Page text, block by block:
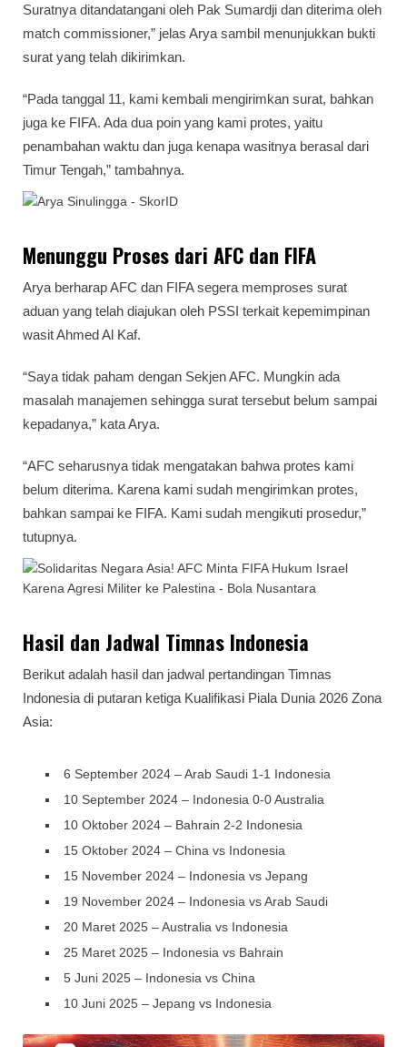
Suratnya ditandatangani oleh Pak Sumardji dan diterima oleh
match commissioner,” jelas Arya sambil menunjukkan bukti
surat yang telah dikirimkan.
“Pada tanggal 11, kami kembali mengirimkan surat, bahkan
juga ke FIFA. Ada dua poin yang kami protes, yaitu
penambahan waktu dan juga kenapa wasitnya berasal dari
Timur Tengah,” tambahnya.
Menunggu Proses dari AFC dan FIFA
Arya berharap AFC dan FIFA segera memproses surat
aduan yang telah diajukan oleh PSSI terkait kepemimpinan
wasit Ahmed Al Kaf.
“Saya tidak paham dengan Sekjen AFC. Mungkin ada
masalah manajemen sehingga surat tersebut belum sampai
kepadanya,” kata Arya.
“AFC seharusnya tidak mengatakan bahwa protes kami
belum diterima. Karena kami sudah mengirimkan protes,
bahkan sampai ke FIFA. Kami sudah mengikuti prosedur,”
tutupnya.
Hasil dan Jadwal Timnas Indonesia
Berikut adalah hasil dan jadwal pertandingan Timnas
Indonesia di putaran ketiga Kualifikasi Piala Dunia 2026 Zona
Asia:
6 September 2024 – Arab Saudi 1-1 Indonesia
10 September 2024 – Indonesia 0-0 Australia
10 Oktober 2024 – Bahrain 2-2 Indonesia
15 Oktober 2024 – China vs Indonesia
15 November 2024 – Indonesia vs Jepang
19 November 2024 – Indonesia vs Arab Saudi
20 Maret 2025 – Australia vs Indonesia
25 Maret 2025 – Indonesia vs Bahrain
5 Juni 2025 – Indonesia vs China
10 Juni 2025 – Jepang vs Indonesia